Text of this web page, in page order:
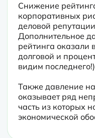
Снижение
корпоративных
деловой
Дополнительное
рейтинга оказали
долговой и
видим
Также давление
оказывает ряд
часть из которых
экономической